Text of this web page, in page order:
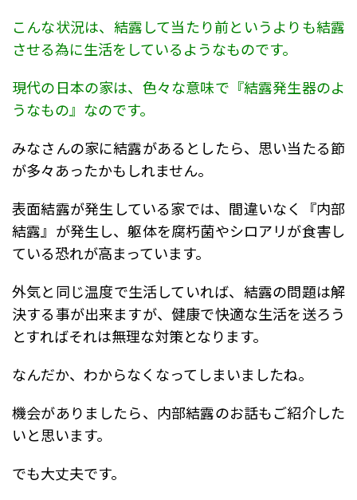
こんな状況は、結露して当たり前というよりも結露
させる為に生活をしているようなものです。
現代の日本の家は、色々な意味で『結露発生器のよ
うなもの』なのです。
みなさんの家に結露があるとしたら、思い当たる節
が多々あったかもしれません。
表面結露が発生している家では、間違いなく『内部
結露』が発生し、躯体を腐朽菌やシロアリが食害し
ている恐れが高まっています。
外気と同じ温度で生活していれば、結露の問題は解
決する事が出来ますが、健康で快適な生活を送ろう
とすればそれは無理な対策となります。
なんだか、わからなくなってしまいましたね。
機会がありましたら、内部結露のお話もご紹介した
いと思います。
でも大丈夫です。